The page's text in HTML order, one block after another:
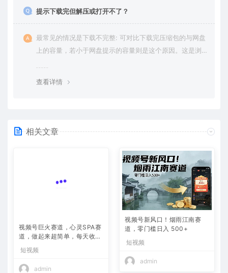
提示下载完但解压或打开不了？
最常见的情况是下载不完整: 可对比下载完压缩包的与网盘
上的容量，若小于网盘提示的容量则是这个原因。这是浏
查看详情
相关文章
视频号巨火赛道，心灵SPA赛
道，做起来超简单，每天收益
800+
短视频
admin
视频号新风口！烟雨江南赛
道，零门槛日入 500+
短视频
admin